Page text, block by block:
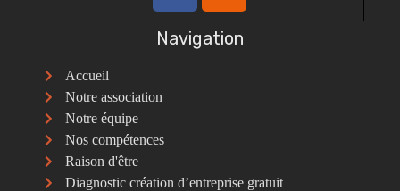
Navigation
Accueil
Notre association
Notre équipe
Nos compétences
Raison d'être
Diagnostic création d’entreprise gratuit